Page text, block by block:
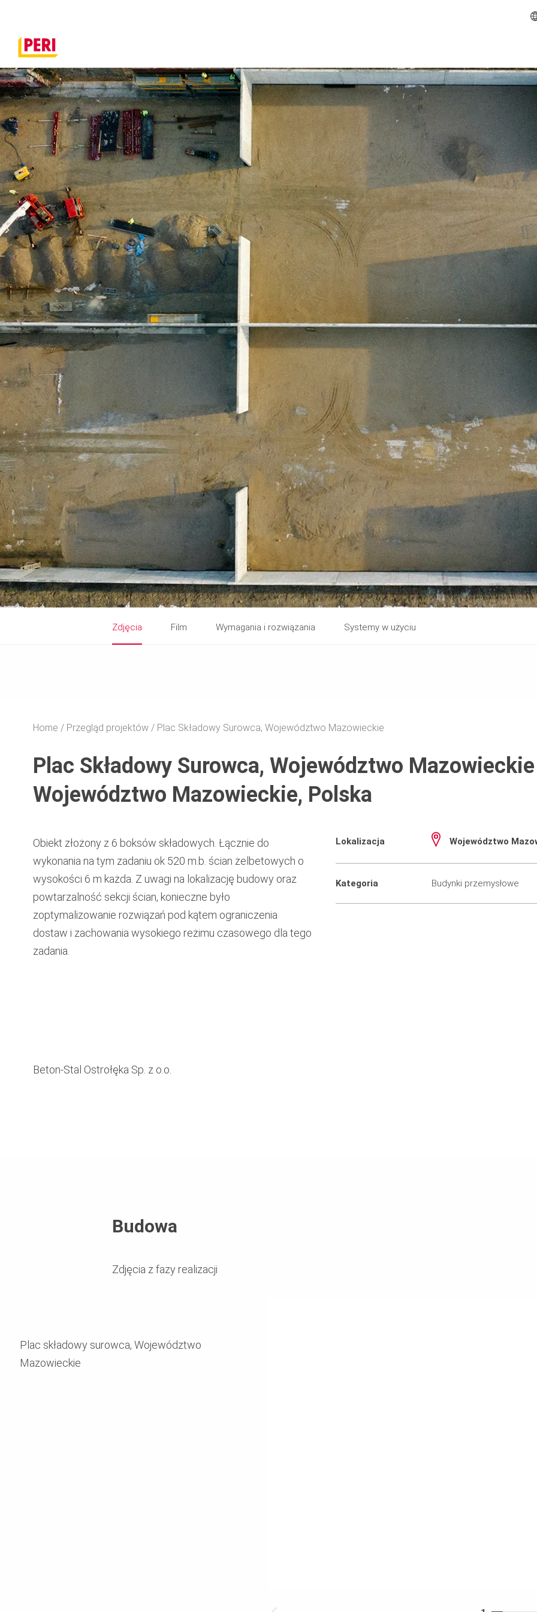
Zdjęcia Film Wymagania i rozwiązania Systemy w użyciu
Home Przegląd projektów Plac Składowy Surowca, Województwo Mazowieckie
Plac Składowy Surowca, Województwo Mazowieckie
Województwo Mazowieckie, Polska
Obiekt złożony z 6 boksów składowych. Łącznie do
wykonania na tym zadaniu ok 520 m.b. ścian żelbetowych o
wysokości 6 m każda. Z uwagi na lokalizację budowy oraz
powtarzalność sekcji ścian, konieczne było
zoptymalizowanie rozwiązań pod kątem ograniczenia
dostaw i zachowania wysokiego reżimu czasowego dla tego
zadania.
Beton-Stal Ostrołęka Sp. z o.o.
Lokalizacja Województwo
Kategoria Budynki przemysłowe
Budowa
Zdjęcia z fazy realizacji
Plac składowy surowca, Województwo
Mazowieckie